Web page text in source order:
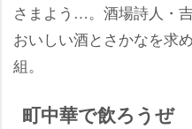
さまよう…。酒場詩人・
おいしい酒とさかなを求
組。
町中華で飲ろうぜ